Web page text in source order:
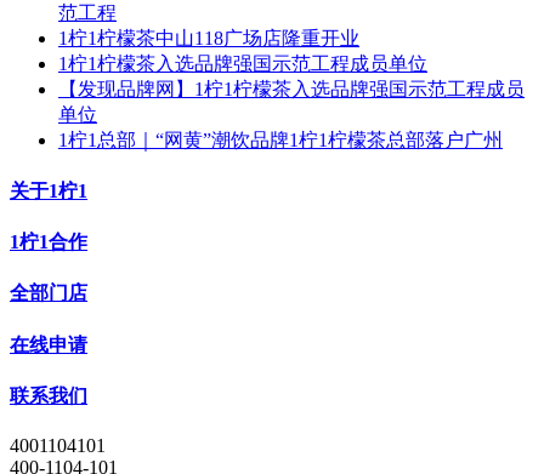
范工程
1柠1柠檬茶中山118广场店隆重开业
1柠1柠檬茶入选品牌强国示范工程成员单位
【发现品牌网】1柠1柠檬茶入选品牌强国示范工程成员
单位
1柠1总部｜“网黄”潮饮品牌1柠1柠檬茶总部落户广州
关于1柠1
1柠1合作
全部门店
在线申请
联系我们
4001104101
400-1104-101